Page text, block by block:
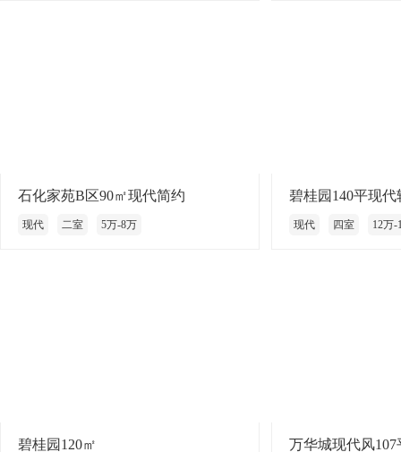
石化家苑B区90㎡现代简约
现代 二室 5万-8万
碧桂园140平现代
现代 四室 12万-
碧桂园120㎡ 万华城现代风107